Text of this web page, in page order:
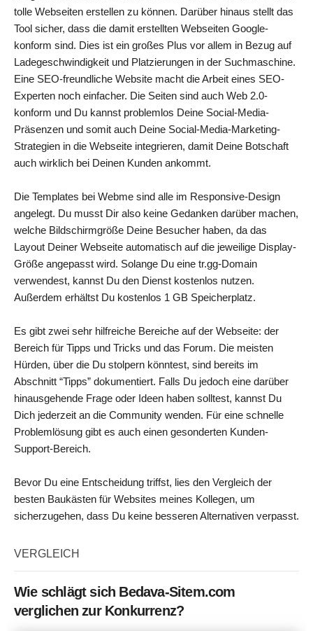
tolle Webseiten erstellen zu können. Darüber hinaus stellt das
Tool sicher, dass die damit erstellten Webseiten Google-
konform sind. Dies ist ein großes Plus vor allem in Bezug auf
Ladegeschwindigkeit und Platzierungen in der Suchmaschine.
Eine SEO-freundliche Website macht die Arbeit eines SEO-
Experten noch einfacher. Die Seiten sind auch Web 2.0-
konform und Du kannst problemlos Deine Social-Media-
Präsenzen und somit auch Deine Social-Media-Marketing-
Strategien in die Webseite integrieren, damit Deine Botschaft
auch wirklich bei Deinen Kunden ankommt.
Die Templates bei Webme sind alle im Responsive-Design
angelegt. Du musst Dir also keine Gedanken darüber machen,
welche Bildschirmgröße Deine Besucher haben, da das
Layout Deiner Webseite automatisch auf die jeweilige Display-
Größe angepasst wird. Solange Du eine tr.gg-Domain
verwendest, kannst Du den Dienst kostenlos nutzen.
Außerdem erhältst Du kostenlos 1 GB Speicherplatz.
Es gibt zwei sehr hilfreiche Bereiche auf der Webseite: der
Bereich für Tipps und Tricks und das Forum. Die meisten
Hürden, über die Du stolpern könntest, sind bereits im
Abschnitt “Tipps” dokumentiert. Falls Du jedoch eine darüber
hinausgehende Frage oder Ideen haben solltest, kannst Du
Dich jederzeit an die Community wenden. Für eine schnelle
Problemlösung gibt es auch einen gesonderten Kunden-
Support-Bereich.
Bevor Du eine Entscheidung triffst, lies den Vergleich der
besten Baukästen für Websites meines Kollegen, um
sicherzugehen, dass Du keine besseren Alternativen verpasst.
VERGLEICH
Wie schlägt sich Bedava-Sitem.com
verglichen zur Konkurrenz?